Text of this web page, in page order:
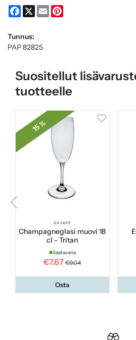
Facebook
X Email
Tunnus:
PAP 82825
Suositellut
tuotteelle
15 %
exxent
Champagneglasi muovi 18
cl - Tritan
Saatavana
€7.67 €9.04
Osta